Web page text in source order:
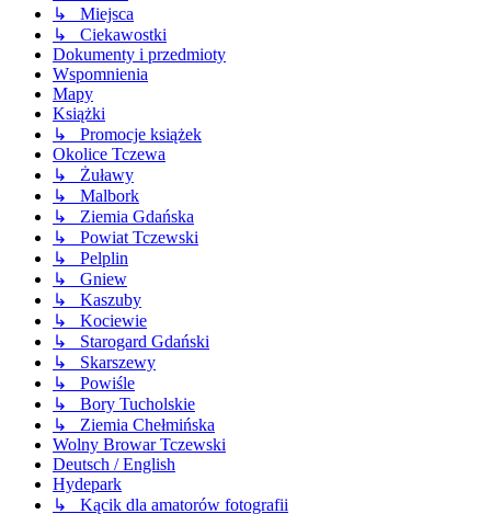
↳ Miejsca
↳ Ciekawostki
Dokumenty i przedmioty
Wspomnienia
Mapy
Książki
↳ Promocje książek
Okolice Tczewa
↳ Żuławy
↳ Malbork
↳ Ziemia Gdańska
↳ Powiat Tczewski
↳ Pelplin
↳ Gniew
↳ Kaszuby
↳ Kociewie
↳ Starogard Gdański
↳ Skarszewy
↳ Powiśle
↳ Bory Tucholskie
↳ Ziemia Chełmińska
Wolny Browar Tczewski
Deutsch / English
Hydepark
↳ Kącik dla amatorów fotografii